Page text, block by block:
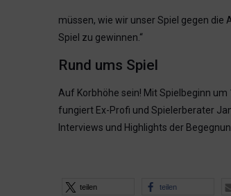
müssen, wie wir unser Spiel gegen die
Spiel zu gewinnen.“
Rund ums Spiel
Auf Korbhöhe sein! Mit Spielbeginn
fungiert Ex-Profi und Spielerberater
Interviews und Highlights der
teilen teilen